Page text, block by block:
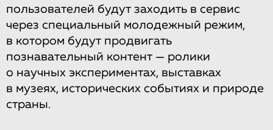
пользователей будут заходить в сервис
через специальный молодежный режим,
в котором будут продвигать
познавательный контент — ролики
о научных экспериментах, выставках
в музеях, исторических событиях и природе
страны.